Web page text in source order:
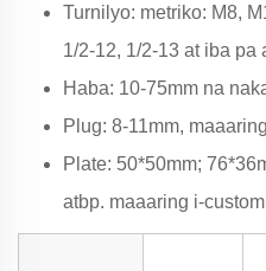
Turnilyo: metriko: M8,
1/2-12, 1/2-13 at iba pa
Haba: 10-75mm na
Plug: 8-11mm,
Plate: 50*50mm;
atbp. maaaring i-